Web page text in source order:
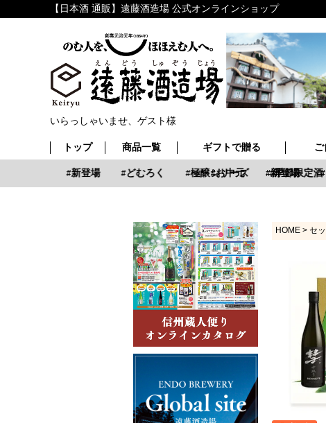
【日本酒 通販】遠藤酒造場 公式オンラインショップ
いらっしゃいませ、ゲスト様
トップ 商品一覧 ギフトで贈る
新登場 どむろく 極醸シリーズ 季節限定酒
お中元 新登場
HOME セ